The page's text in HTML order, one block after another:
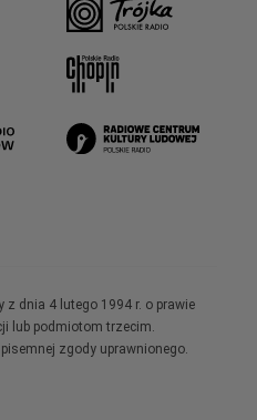
dnia 4 lutego 1994 r. o prawie
lub podmiotom trzecim.
zgody uprawnionego.